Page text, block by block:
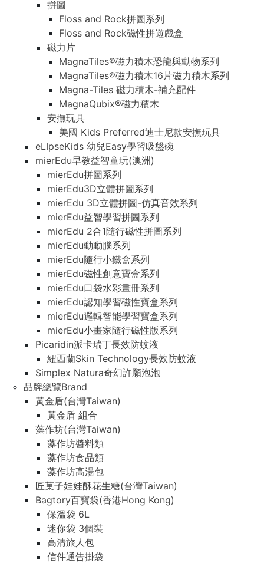
拼圖
Floss and Rock拼圖系列
Floss and Rock磁性拼遊戲盒
磁力片
MagnaTiles®磁力積木恐龍與動物系列
MagnaTiles®磁力積木16片磁力積木系列
Magna-Tiles 磁力積木-補充配件
MagnaQubix®磁力積木
安撫玩具
美國 Kids Preferred迪士尼款安撫玩具
eLIpseKids 幼兒Easy學習吸盤碗
mierEdu早教益智童玩(澳洲)
mierEdu拼圖系列
mierEdu3D立體拼圖系列
mierEdu 3D立體拼圖-仿真音效系列
mierEdu益智學習拼圖系列
mierEdu 2合1隨行磁性拼圖系列
mierEdu動動腦系列
mierEdu隨行小鐵盒系列
mierEdu磁性創意寶盒系列
mierEdu口袋水彩畫冊系列
mierEdu認知學習磁性寶盒系列
mierEdu邏輯智能學習寶盒系列
mierEdu小畫家隨行磁性版系列
Picaridin派卡瑞丁長效防蚊液
紐西蘭Skin Technology長效防蚊液
Simplex Natura奇幻許願泡泡
品牌總覽Brand
黃金盾(台灣Taiwan)
黃金盾 組合
藻作坊(台灣Taiwan)
藻作坊醬料類
藻作坊食品類
藻作坊高湯包
匠菓子娃娃酥花生糖(台灣Taiwan)
Bagtory百寶袋(香港Hong Kong)
保溫袋 6L
迷你袋 3個裝
高清旅人包
信件通告掛袋